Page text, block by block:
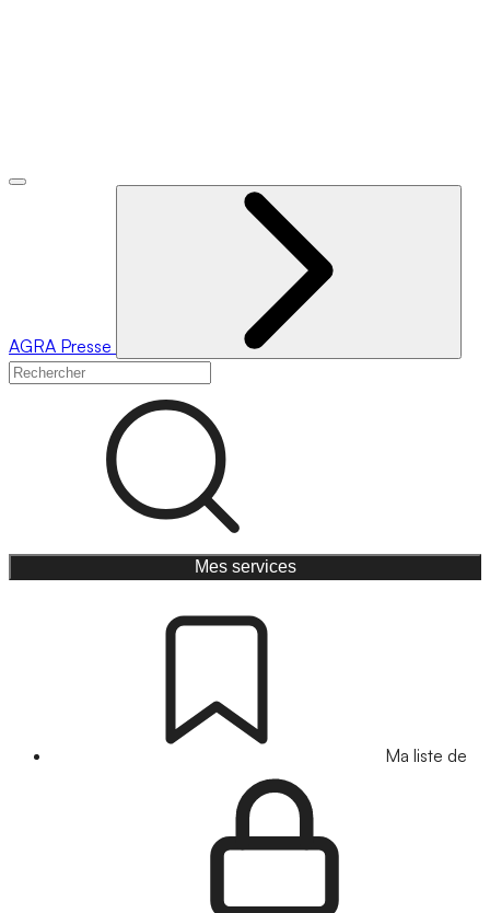
AGRA Presse
Mes services
Ma liste de